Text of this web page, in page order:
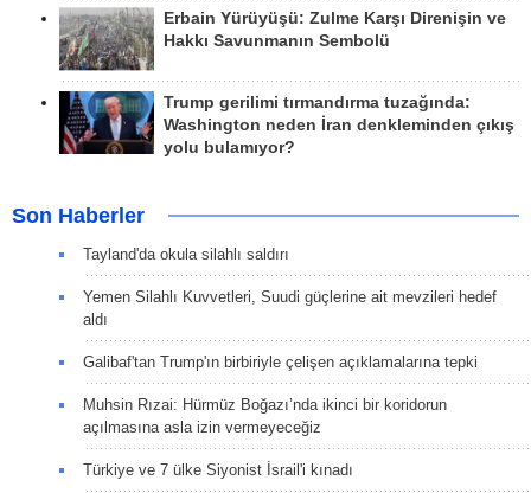
Erbain Yürüyüşü: Zulme Karşı Direnişin ve
Hakkı Savunmanın Sembolü
Trump gerilimi tırmandırma tuzağında:
Washington neden İran denkleminden çıkış
yolu bulamıyor?
Son Haberler
Tayland'da okula silahlı saldırı
Yemen Silahlı Kuvvetleri, Suudi güçlerine ait mevzileri hedef
aldı
Galibaf'tan Trump'ın birbiriyle çelişen açıklamalarına tepki
Muhsin Rızai: Hürmüz Boğazı’nda ikinci bir koridorun
açılmasına asla izin vermeyeceğiz
Türkiye ve 7 ülke Siyonist İsrail'i kınadı